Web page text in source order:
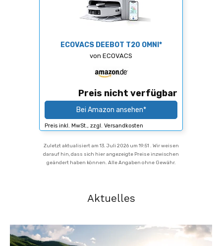
ECOVACS DEEBOT T20 OMNI*
von ECOVACS
Preis nicht verfügbar
Bei Amazon ansehen*
Preis inkl. MwSt., zzgl. Versandkosten
Zuletzt aktualisiert am 13. Juli 2026 um 19:51 . Wir weisen
darauf hin, dass sich hier angezeigte Preise inzwischen
geändert haben können. Alle Angaben ohne Gewähr.
Aktuelles